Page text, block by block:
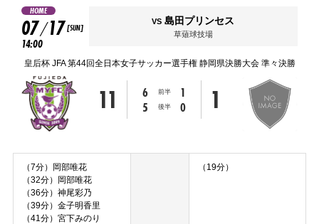
07/17 [SUN]
14:00
HOME
VS 島田プリンセス
草薙球技場
皇后杯 JFA 第44回全日本女子サッカー選手権 静岡県決勝大会 準々決勝
11 6 前半
1
5
後半 0 1
（7分）岡部唯花
（32分）岡部唯花
（36分）神尾彩乃
（39分）金子明香里
（41分）宮下みのり
（19分）